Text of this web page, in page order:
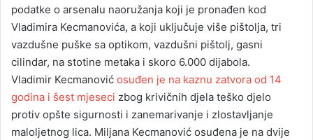
podatke o arsenalu naoružanja koji je pronađen kod
Vladimira Kecmanovića, a koji uključuje više pištolja, tri
vazdušne puške sa optikom, vazdušni pištolj, gasni
cilindar, na stotine metaka i skoro 6.000 dijabola.
Vladimir Kecmanović osuđen je na kaznu zatvora od 14
godina i šest mjeseci zbog krivičnih djela teško djelo
protiv opšte sigurnosti i zanemarivanje i zlostavljanje
maloljetnog lica. Miljana Kecmanović osuđena je na dvije